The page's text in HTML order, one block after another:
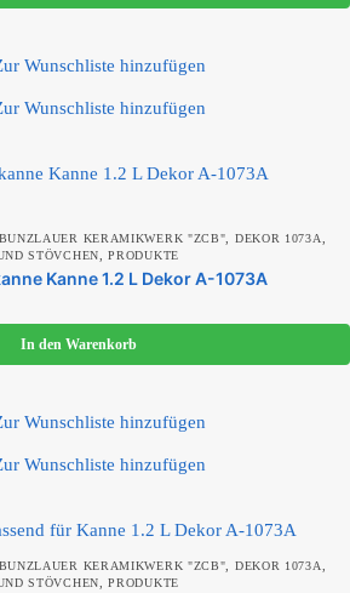
Wunschliste hinzufügen
Wunschliste hinzufügen
BUNZLAUER KERAMIKWERK "ZCB" DEKOR 1073A
STÖVCHEN ,PRODUKTE
Kanne 1.2 L Dekor A-1073A
In den Warenkorb
Wunschliste hinzufügen
Wunschliste hinzufügen
BUNZLAUER KERAMIKWERK "ZCB" DEKOR 1073A
STÖVCHEN ,PRODUKTE